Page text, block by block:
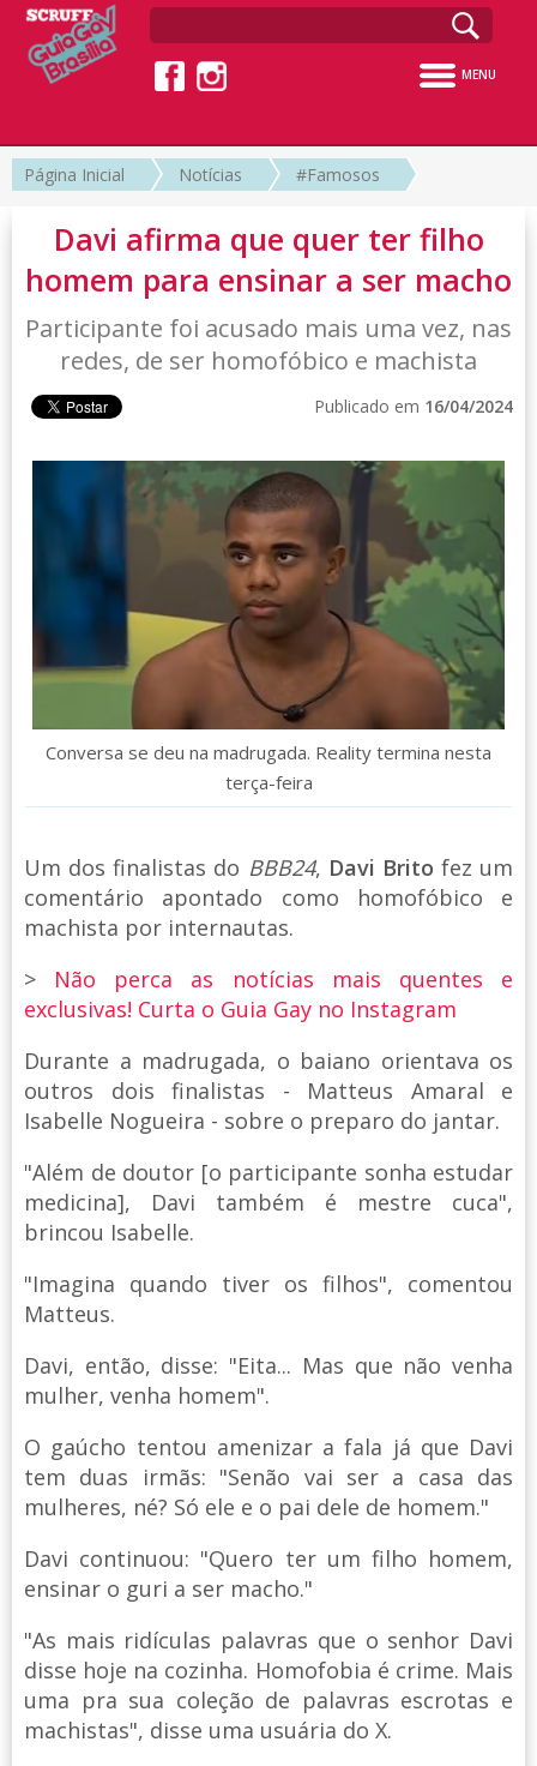
MENU
Página Inicial Notícias #Famosos
Davi afirma que quer ter filho
homem para ensinar a ser macho
Participante foi acusado mais uma vez, nas
redes, de ser homofóbico e machista
Publicado em 16/04/2024
Conversa se deu na madrugada. Reality termina nesta
terça-feira
Um dos finalistas do BBB24, Davi Brito fez um
comentário apontado como homofóbico e
machista por internautas.
> Não perca as notícias mais quentes e
exclusivas! Curta o Guia Gay no Instagram
Durante a madrugada, o baiano orientava os
outros dois finalistas - Matteus Amaral e
Isabelle Nogueira - sobre o preparo do jantar.
"Além de doutor [o participante sonha estudar
medicina], Davi também é mestre cuca",
brincou Isabelle.
"Imagina quando tiver os filhos", comentou
Matteus.
Davi, então, disse: "Eita... Mas que não venha
mulher, venha homem".
O gaúcho tentou amenizar a fala já que Davi
tem duas irmãs: "Senão vai ser a casa das
mulheres, né? Só ele e o pai dele de homem."
Davi continuou: "Quero ter um filho homem,
ensinar o guri a ser macho."
"As mais ridículas palavras que o senhor Davi
disse hoje na cozinha. Homofobia é crime. Mais
uma pra sua coleção de palavras escrotas e
machistas", disse uma usuária do X.